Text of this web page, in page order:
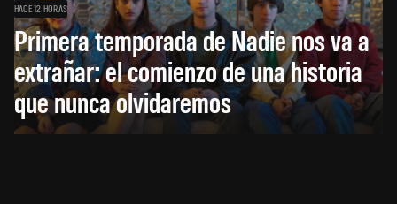
HACE 12 HORAS
Primera temporada de Nadie nos va a
extrañar: el comienzo de una historia
que nunca olvidaremos